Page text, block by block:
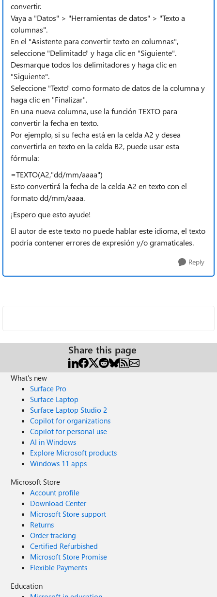
convertir.
Vaya a "Datos" > "Herramientas de datos" > "Texto a
columnas".
En el "Asistente para convertir texto en columnas",
seleccione "Delimitado" y haga clic en "Siguiente".
Desmarque todos los delimitadores y haga clic en
"Siguiente".
Seleccione "Texto" como formato de datos de la columna y
haga clic en "Finalizar".
En una nueva columna, use la función TEXTO para
convertir la fecha en texto.
Por ejemplo, si su fecha está en la celda A2 y desea
convertirla en texto en la celda B2, puede usar esta
fórmula:
=TEXTO(A2,"dd/mm/aaaa")
Esto convertirá la fecha de la celda A2 en texto con el
formato dd/mm/aaaa.
¡Espero que esto ayude!
El autor de este texto no puede hablar este idioma, el texto
podría contener errores de expresión y/o gramaticales.
Reply
Share this page
What's new
Surface Pro
Surface Laptop
Surface Laptop Studio 2
Copilot for organizations
Copilot for personal use
AI in Windows
Explore Microsoft products
Windows 11 apps
Microsoft Store
Account profile
Download Center
Microsoft Store support
Returns
Order tracking
Certified Refurbished
Microsoft Store Promise
Flexible Payments
Education